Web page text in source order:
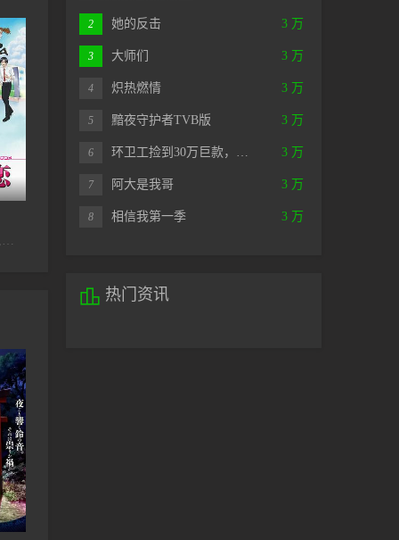
高梨谦吾,日笠阳子,岛崎信长,天崎滉平,石谷春贵,松风雅也,大塚芳忠
全10集
恰同学少年动画版
赘婿动画版第二季
2 她的反击 3 万
3 大师们 3 万
4 炽热燃情 3 万
5 黯夜守护者TVB版 3 万
6 环卫工捡到30万巨款，… 3 万
7 阿大是我哥 3 万
8 相信我第一季 3 万
 热门资讯